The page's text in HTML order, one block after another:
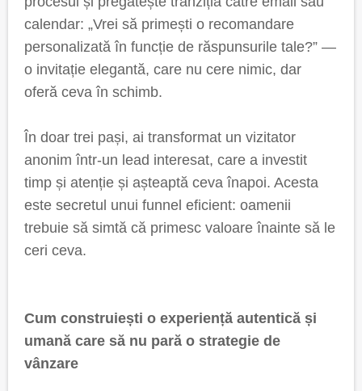
calendar: „Vrei să primești o recomandare
personalizată în funcție de răspunsurile tale?” —
o invitație elegantă, care nu cere nimic, dar
oferă ceva în schimb.
În doar trei pași, ai transformat un vizitator
anonim într-un lead interesat, care a investit
timp și atenție și așteaptă ceva înapoi. Acesta
este secretul unui funnel eficient: oamenii
trebuie să simtă că primesc valoare înainte să le
ceri ceva.
Cum construiești o experiență autentică și
umană care să nu pară o strategie de
vânzare